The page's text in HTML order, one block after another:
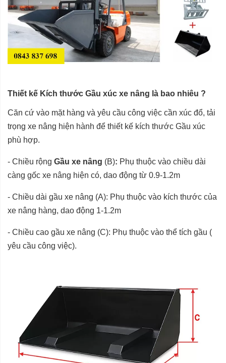
Thiết kế Kích thước Gầu xúc xe nâng là bao nhiêu ?
Căn cứ vào mặt hàng và yêu cầu công việc cần xúc đổ, tải
trọng xe nâng hiện hành để thiết kế kích thước Gầu xúc
phù hợp.
- Chiều rộng Gầu xe nâng (B): Phụ thuộc vào chiều dài
càng gốc xe nâng hiện có, dao động từ 0.9-1.2m
- Chiều dài gầu xe nâng (A): Phụ thuộc vào kích thước của
xe nâng hàng, dao động 1-1.2m
- Chiều cao gầu xe nâng (C): Phụ thuộc vào thể tích gầu (
yêu cầu công việc).